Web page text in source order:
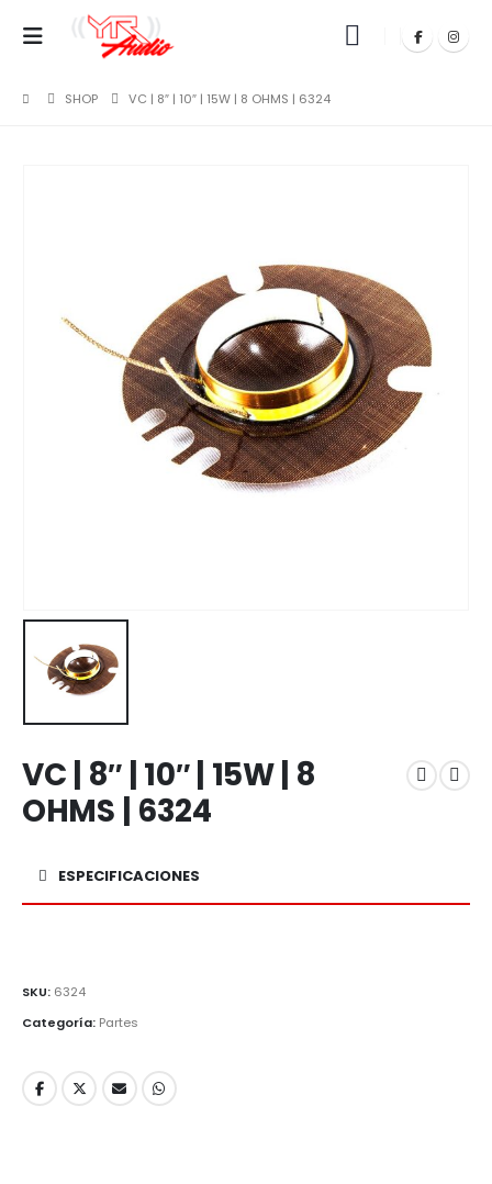
SHOP VC | 8″ | 10″ | 15W | 8 OHMS | 6324
VC | 8″ | 10″ | 15W | 8
OHMS | 6324
ESPECIFICACIONES
SKU: 6324
Categoría: Partes